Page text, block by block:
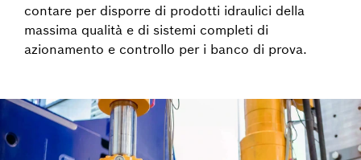
contare per disporre di prodotti idraulici della
massima qualità e di sistemi completi di
azionamento e controllo per i banco di prova.